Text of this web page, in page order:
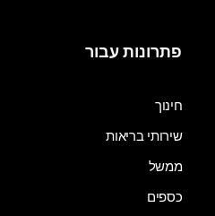
פתרונות עבור
חינוך
שירותי בריאות
ממשל
כספים